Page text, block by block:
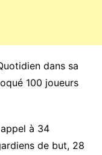
dans sa
100 joueurs
à 34
de but, 28